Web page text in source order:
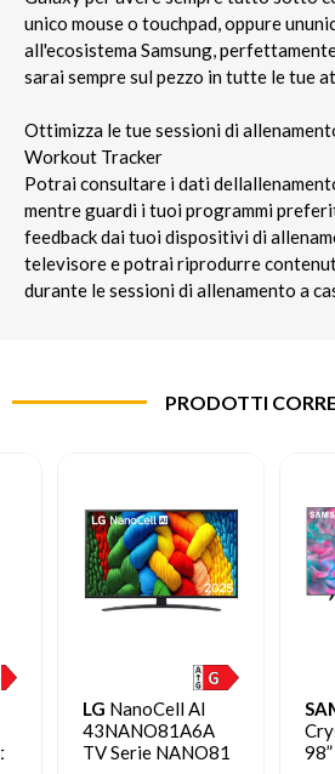
unico mouse o touchpad, oppure
all'ecosistema Samsung,
sarai sempre sul pezzo in tutte le tue
Ottimizza le tue sessioni di
Workout Tracker
Potrai consultare i dati
mentre guardi i tuoi programmi
feedback dai tuoi dispositivi di
televisore e potrai riprodurre
durante le sessioni di allenamento a
PRODOTTI
LG NanoCell AI
43NANO81A6A
TV Serie NANO81
98”